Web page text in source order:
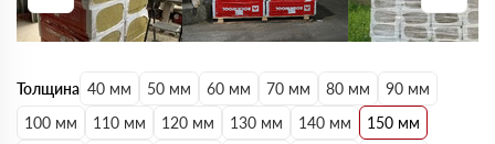
Толщина 40 мм 50 мм 60 мм 70 мм 80 мм
90 мм
100 мм
110 мм 120 мм 130 мм 140 мм
150 мм